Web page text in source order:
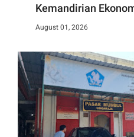
Kemandirian
August 01, 2026